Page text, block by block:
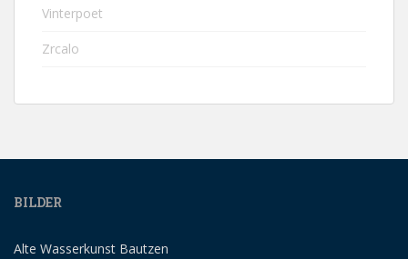
Vinterpoet
Zrcalo
BILDER
Alte Wasserkunst Bautzen